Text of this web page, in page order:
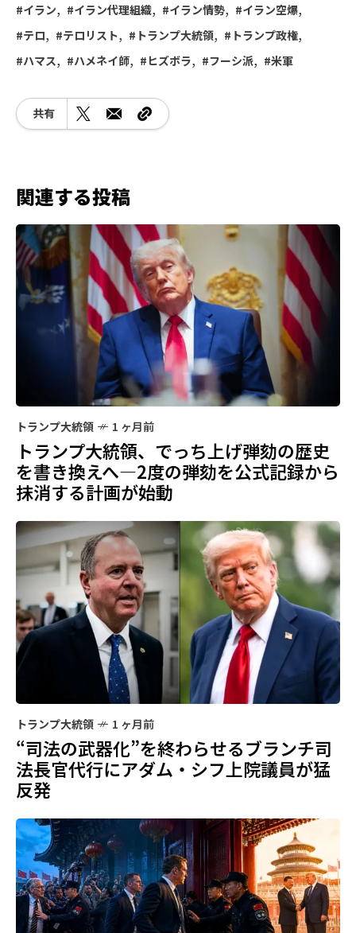
イラン
イラン代理組織 イラン情勢
イラン空爆
テロ
テロリスト トランプ大統領
トランプ政権
ハマス
ハメネイ師 ヒズボラ フーシ派 米軍
共有
関連する投稿
トランプ大統領 1 ヶ月前
トランプ大統領、でっち上げ弾劾の歴史
を書き換えへ—2度の弾劾を公式記録から
抹消する計画が始動
トランプ大統領 1 ヶ月前
“司法の武器化”を終わらせるブランチ司
法長官代行にアダム・シフ上院議員が猛
反発